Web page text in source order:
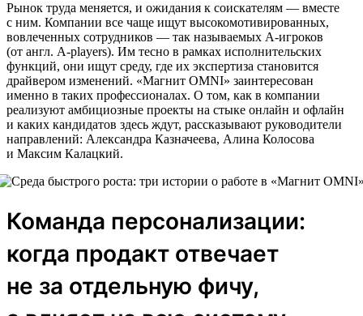
Рынок труда меняется, и ожидания к соискателям — вместе
с ним. Компании все чаще ищут высокомотивированных,
вовлеченных сотрудников — так называемых А-игроков
(от англ. A-players). Им тесно в рамках исполнительских
функций, они ищут среду, где их экспертиза становится
драйвером изменений. «Магнит OMNI» заинтересован
именно в таких профессионалах. О том, как в компании
реализуют амбициозные проекты на стыке онлайн и офлайн
и каких кандидатов здесь ждут, рассказывают руководители
направлений: Александра Казначеева, Алина Колосова
и Максим Калацкий.
Команда персонализации:
когда продакт отвечает
не за отдельную фичу,